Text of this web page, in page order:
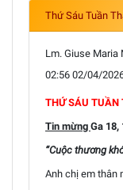
Thứ Sáu Tuần
Lm. Giuse Maria
02:56 02/04/
THỨ SÁU TUẦN
Tin mừng Ga 18,
“Cuộc thương
Anh chị em thân